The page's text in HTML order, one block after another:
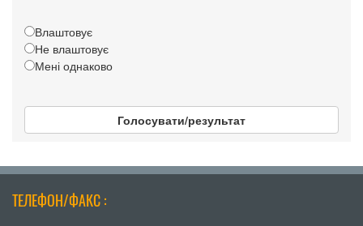
Влаштовує
Не влаштовує
Мені однаково
Голосувати/результат
ТЕЛЕФОН/ФАКС :